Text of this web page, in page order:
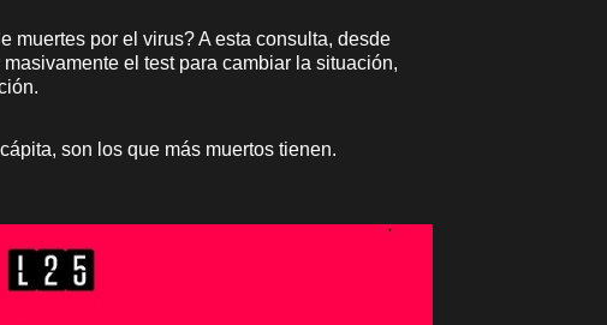
muertes por el virus? A esta consulta, desde
el test para cambiar la situación,
son los que más muertos tienen.